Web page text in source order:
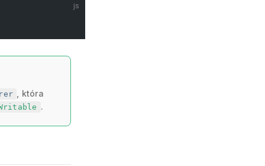
js
, która
.